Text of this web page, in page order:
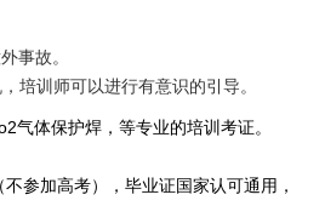
事故。
培训师可以进行有意识的引导。
气体保护焊，等专业的培训考证。
高考），毕业证国家认可通用，